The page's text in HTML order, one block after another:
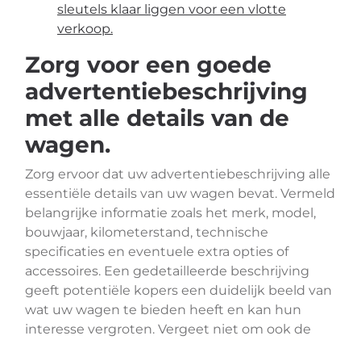
sleutels klaar liggen voor een vlotte
verkoop.
Zorg voor een goede
advertentiebeschrijving
met alle details van de
wagen.
Zorg ervoor dat uw advertentiebeschrijving alle
essentiële details van uw wagen bevat. Vermeld
belangrijke informatie zoals het merk, model,
bouwjaar, kilometerstand, technische
specificaties en eventuele extra opties of
accessoires. Een gedetailleerde beschrijving
geeft potentiële kopers een duidelijk beeld van
wat uw wagen te bieden heeft en kan hun
interesse vergroten. Vergeet niet om ook de